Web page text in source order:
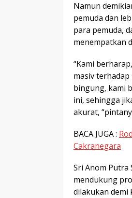
Namun
pemuda dan
para pemuda,
menempatkan
“Kami
masiv
bingung, kami
ini, sehingga
akurat,
BACA JUGA :
Cakranegara
Sri Anom Putra
mendukung
dilakukan demi